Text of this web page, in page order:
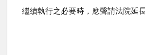
繼續執行之必要時，應聲請法院延長